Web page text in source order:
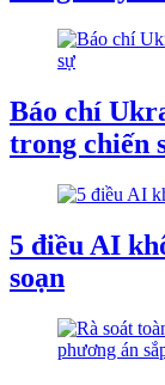
Báo chí
trong chiến
5 điều AI
soạn